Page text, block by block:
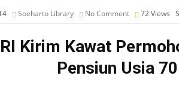
Soeharto Library No Comment 72Views
Kirim Kawat
Pensiun Usia